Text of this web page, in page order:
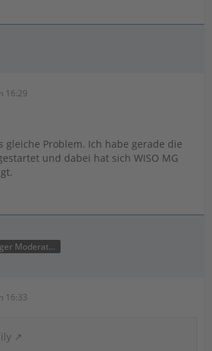
16:29
gleiche Problem. Ich habe gerade die
und dabei hat sich WISO MG
Unabhängiger Moderator
16:33